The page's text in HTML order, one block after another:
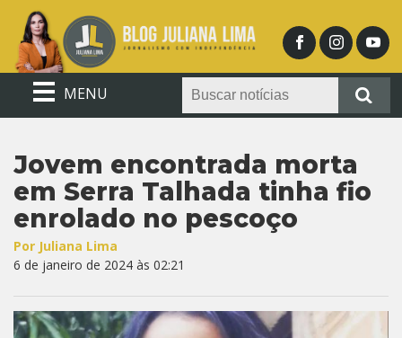
MENU
Jovem encontrada morta
em Serra Talhada tinha fio
enrolado no pescoço
Por Juliana Lima
6 de janeiro de 2024 às 02:21